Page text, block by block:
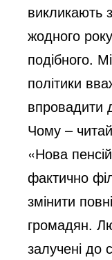
викликають
жодного
подібного.
політики
впровадити
Чому –
«Нова
фактично
змінити
громадян.
залучені до